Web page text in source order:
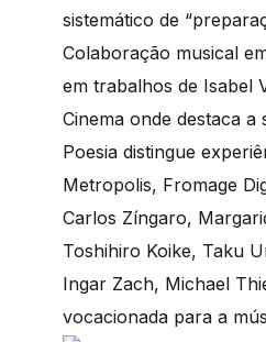
sistemático de
Colaboração musical
em trabalhos de Isabel
Cinema onde destaca
Poesia distingue
Metropolis, Fromage
Carlos Zíngaro,
Toshihiro Koike, Taku
Ingar Zach, Michael
vocacionada para a